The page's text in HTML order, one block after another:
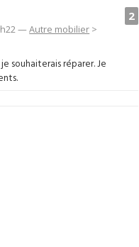
2
—Autre mobilier >
souhaiterais réparer. Je